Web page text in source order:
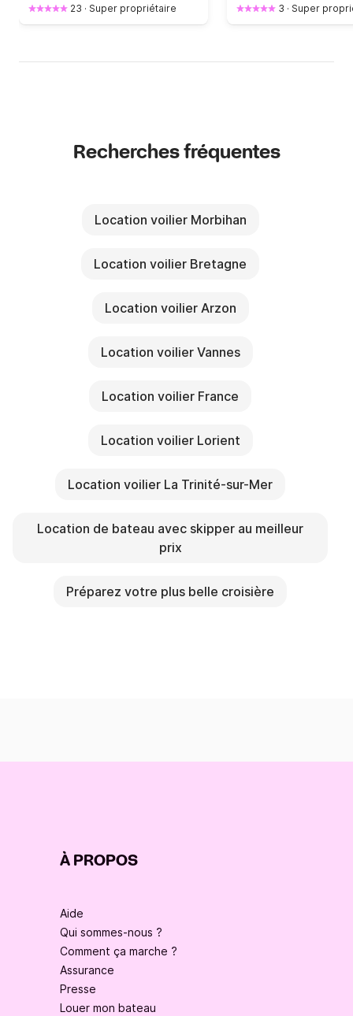
23 · Super propriétaire 3 · Super
Recherches fréquentes
Location voilier Morbihan
Location voilier Bretagne
Location voilier Arzon
Location voilier Vannes
Location voilier France
Location voilier Lorient
Location voilier La Trinité-sur-Mer
Location de bateau avec skipper au meilleur
prix
Préparez votre plus belle croisière
À PROPOS
Aide
Qui sommes-nous ?
Comment ça marche ?
Assurance
Presse
Louer mon bateau